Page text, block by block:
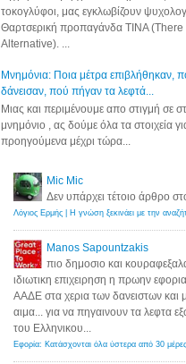
τοκογλύφοι, μας εγκλωβίζουν
Θαρτσερική προπαγάνδα TINA (There
Alternative). ...
Μνημόνια: Ποια μέτρα επιβλήθηκαν,
δάνεισαν, πού πήγαν τα λεφτά...
Μιας και περιμένουμε απο στιγμή σε
μνημόνιο , ας δούμε όλα τα στοιχεία
προηγούμενα μέχρι τώρα...
Mic Mic
Δεν υπάρχει τέτοιο άρθρο
Manos Sapountzakis
πιο δημοσιο και
ιδιωτικη επιχειρηση η πρωην
ΑΑΔΕ στα χερια των δανειστων και
αιμα... για να πηγαινουν τα λεφτα
του Ελληνικου...